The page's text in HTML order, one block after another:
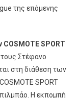
της επόμενης
SPORT
τους Στέφανο
στη διάθεση των
SPORT
Η εκπομπή